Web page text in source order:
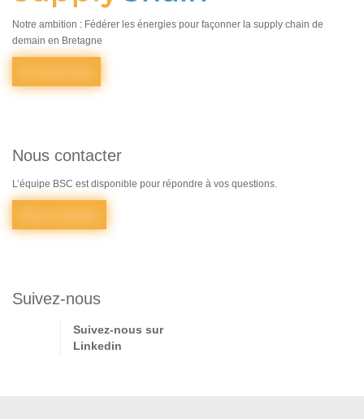
Notre ambition : Fédérer les énergies pour façonner la supply chain de
demain en Bretagne
Nous contacter
L’équipe BSC est disponible pour répondre à vos questions.
Suivez-nous
Suivez-nous sur
Linkedin